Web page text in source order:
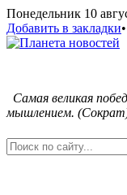
Понедельник 10
Добавить в закладки•
Самая великая
мышлением.